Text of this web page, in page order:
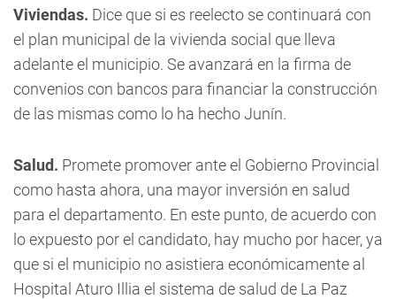
Viviendas. Dice que si es reelecto se continuará con
el plan municipal de la vivienda social que lleva
adelante el municipio. Se avanzará en la firma de
convenios con bancos para financiar la construcción
de las mismas como lo ha hecho Junín.
Salud. Promete promover ante el Gobierno Provincial
como hasta ahora, una mayor inversión en salud
para el departamento. En este punto, de acuerdo con
lo expuesto por el candidato, hay mucho por hacer, ya
que si el municipio no asistiera económicamente al
Hospital Aturo Illia el sistema de salud de La Paz